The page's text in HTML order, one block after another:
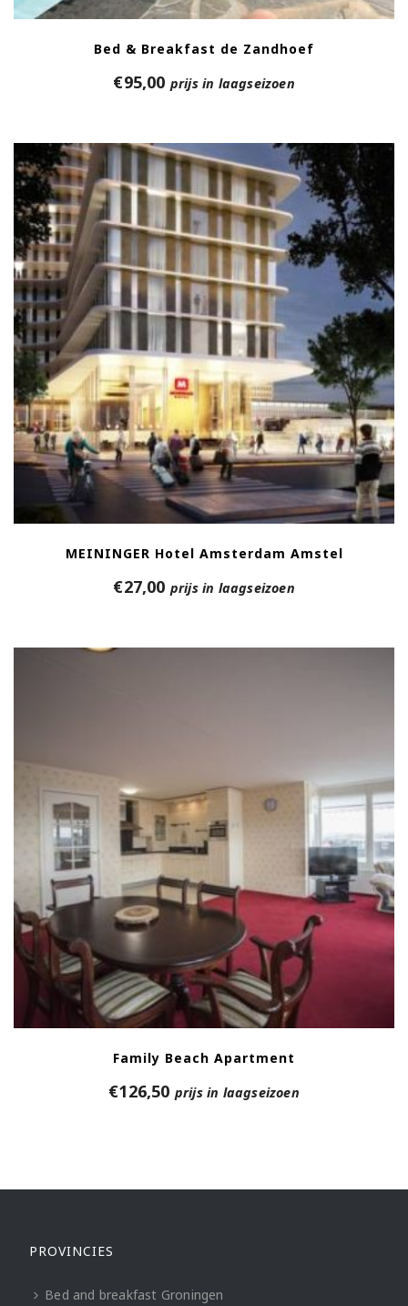
Bed & Breakfast de Zandhoef
€95,00 prijs in laagseizoen
MEININGER Hotel Amsterdam Amstel
€27,00 prijs in laagseizoen
Family Beach Apartment
€126,50 prijs in laagseizoen
PROVINCIES
Bed and breakfast Groningen